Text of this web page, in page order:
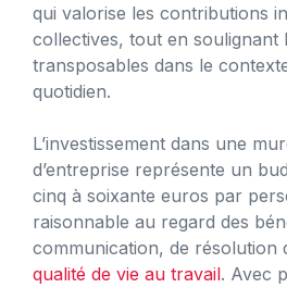
qui valorise les contributions
collectives, tout en soulignant
transposables dans le
quotidien.
L’investissement dans une
d’entreprise représente un
cinq à soixante euros par
raisonnable au regard des
communication, de résolution
qualité de vie au travail. Avec